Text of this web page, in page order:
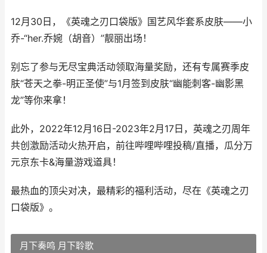
12月30日，《英魂之刃口袋版》国艺风华套系皮肤——小
乔-“her.乔婉（胡音）”靓丽出场！
别忘了参与无尽宝典活动领取海量奖励，还有专属赛季皮
肤“苍天之拳-明正圣使”与1月签到皮肤“幽能刺客-幽影黑
龙”等你来拿！
此外，2022年12月16日-2023年2月17日，英魂之刃周年
共创激励活动火热开启，前往哔哩哔哩投稿/直播，瓜分万
元京东卡&海量游戏道具！
最热血的顶尖对决，最精彩的福利活动，尽在《英魂之刃
口袋版》。
月下奏鸣 月下聆歌